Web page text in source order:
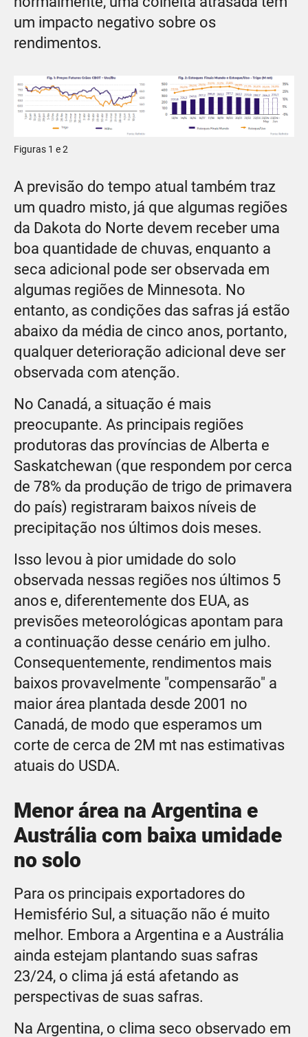
um impacto negativo sobre os
rendimentos.
Figuras 1 e 2
A previsão do tempo atual também traz
um quadro misto, já que algumas regiões
da Dakota do Norte devem receber uma
boa quantidade de chuvas, enquanto a
seca adicional pode ser observada em
algumas regiões de Minnesota. No
entanto, as condições das safras já estão
abaixo da média de cinco anos, portanto,
qualquer deterioração adicional deve ser
observada com atenção.
No Canadá, a situação é mais
preocupante. As principais regiões
produtoras das províncias de Alberta e
Saskatchewan (que respondem por cerca
de 78% da produção de trigo de primavera
do país) registraram baixos níveis de
precipitação nos últimos dois meses.
Isso levou à pior umidade do solo
observada nessas regiões nos últimos 5
anos e, diferentemente dos EUA, as
previsões meteorológicas apontam para
a continuação desse cenário em julho.
Consequentemente, rendimentos mais
baixos provavelmente "compensarão" a
maior área plantada desde 2001 no
Canadá, de modo que esperamos um
corte de cerca de 2M mt nas estimativas
atuais do USDA.
Menor área na Argentina e
Austrália com baixa umidade
no solo
Para os principais exportadores do
Hemisfério Sul, a situação não é muito
melhor. Embora a Argentina e a Austrália
ainda estejam plantando suas safras
23/24, o clima já está afetando as
perspectivas de suas safras.
Na Argentina, o clima seco observado em